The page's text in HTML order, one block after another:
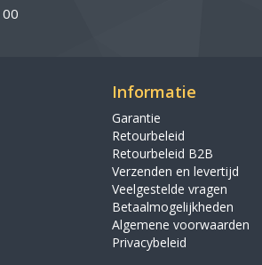
Informatie
Garantie
Retourbeleid
Retourbeleid B2B
Verzenden en levertijd
Veelgestelde vragen
Betaalmogelijkheden
Algemene voorwaarden
Privacybeleid